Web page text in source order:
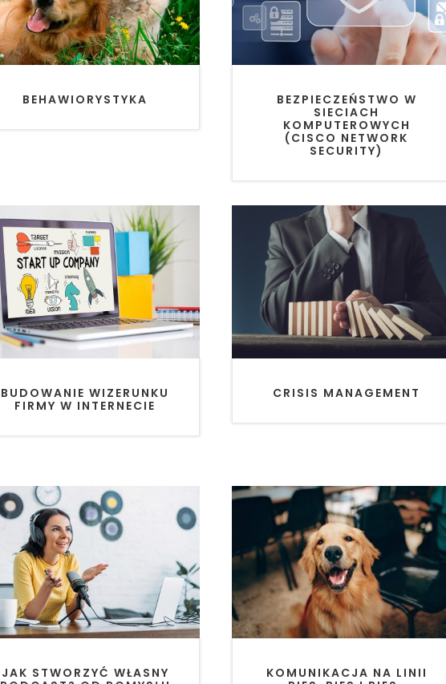
BEHAWIORYSTYKA
BEZPIECZEŃSTWO W
SIECIACH
KOMPUTEROWYCH
(CISCO NETWORK
SECURITY)
BUDOWANIE WIZERUNKU
FIRMY W INTERNECIE
CRISIS MANAGEMENT
JAK STWORZYĆ WŁASNY
KOMUNIKACJA NA LINII